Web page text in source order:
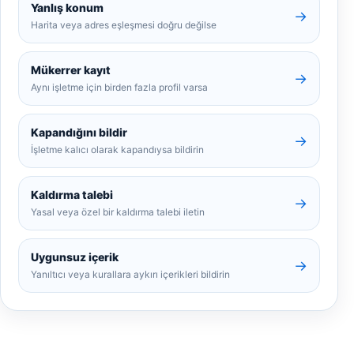
Yanlış konum
Harita veya adres eşleşmesi doğru değilse
→
Mükerrer kayıt
Aynı işletme için birden fazla profil varsa
→
Kapandığını bildir
İşletme kalıcı olarak kapandıysa bildirin
→
Kaldırma talebi
Yasal veya özel bir kaldırma talebi iletin
→
Uygunsuz içerik
Yanıltıcı veya kurallara aykırı içerikleri bildirin
→